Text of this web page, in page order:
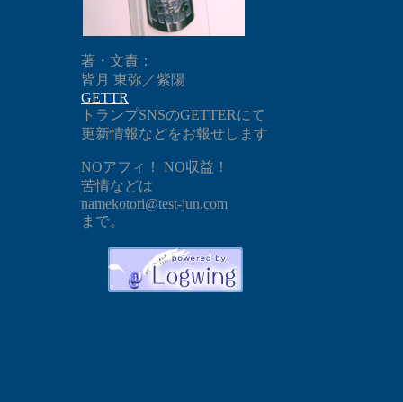
著・文責：
皆月 東弥／紫陽
GETTR
トランプSNSのGETTERにて
更新情報などをお報せします
NOアフィ！ NO収益！
苦情などは
namekotori@test-jun.com
まで。